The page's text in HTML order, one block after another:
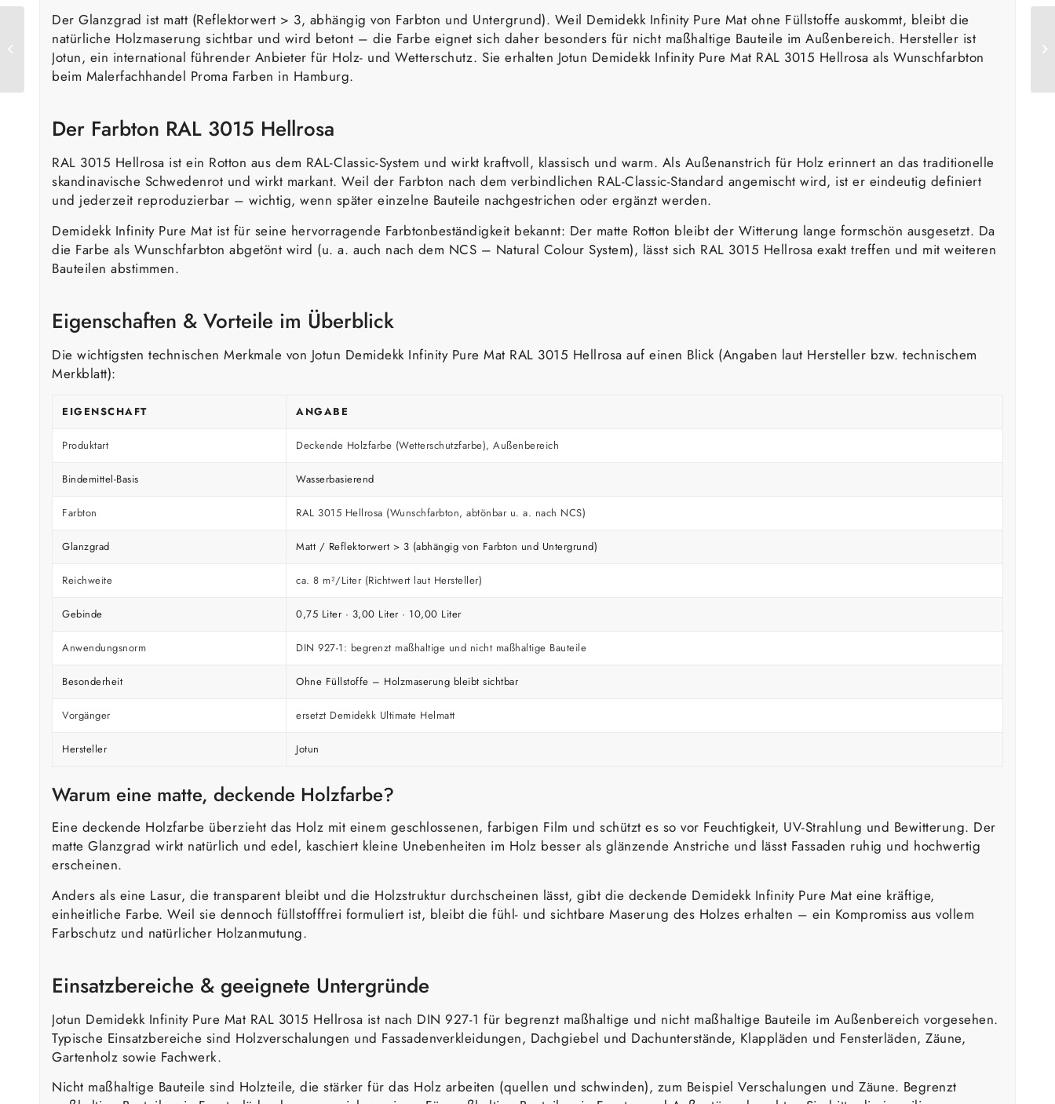
Der Glanzgrad ist matt (Reflektorwert > 3, abhängig von Farbton und Untergrund). Weil Demidekk Infinity Pure Mat ohne Füllstoffe auskommt, bleibt die
natürliche Holzmaserung sichtbar und wird betont – die Farbe eignet sich daher besonders für nicht maßhaltige Bauteile im Außenbereich. Hersteller ist
Jotun, ein international führender Anbieter für Holz- und Wetterschutz. Sie erhalten Jotun Demidekk Infinity Pure Mat RAL 3015 Hellrosa als Wunschfarbton
beim Malerfachhandel Proma Farben in Hamburg.
Der Farbton RAL 3015 Hellrosa
RAL 3015 Hellrosa ist ein Rotton aus dem RAL-Classic-System und wirkt kraftvoll, klassisch und warm. Als Außenanstrich für Holz erinnert an das traditionelle
skandinavische Schwedenrot und wirkt markant. Weil der Farbton nach dem verbindlichen RAL-Classic-Standard angemischt wird, ist er eindeutig definiert
und jederzeit reproduzierbar – wichtig, wenn später einzelne Bauteile nachgestrichen oder ergänzt werden.
Demidekk Infinity Pure Mat ist für seine hervorragende Farbtonbeständigkeit bekannt: Der matte Rotton bleibt der Witterung lange formschön ausgesetzt. Da
die Farbe als Wunschfarbton abgetönt wird (u. a. auch nach dem NCS – Natural Colour System), lässt sich RAL 3015 Hellrosa exakt treffen und mit weiteren
Bauteilen abstimmen.
Eigenschaften & Vorteile im Überblick
Die wichtigsten technischen Merkmale von Jotun Demidekk Infinity Pure Mat RAL 3015 Hellrosa auf einen Blick (Angaben laut Hersteller bzw. technischem
Merkblatt):
EIGENSCHAFT ANGABE
Produktart Deckende Holzfarbe (Wetterschutzfarbe), Außenbereich
Bindemittel-Basis Wasserbasierend
Farbton RAL 3015 Hellrosa (Wunschfarbton, abtönbar u. a. nach NCS)
Glanzgrad Matt / Reflektorwert > 3 (abhängig von Farbton und Untergrund)
Reichweite ca. 8 m²/Liter (Richtwert laut Hersteller)
Gebinde 0,75 Liter · 3,00 Liter · 10,00 Liter
Anwendungsnorm DIN 927-1: begrenzt maßhaltige und nicht maßhaltige Bauteile
Besonderheit Ohne Füllstoffe – Holzmaserung bleibt sichtbar
Vorgänger ersetzt Demidekk Ultimate Helmatt
Hersteller Jotun
Warum eine matte, deckende Holzfarbe?
Eine deckende Holzfarbe überzieht das Holz mit einem geschlossenen, farbigen Film und schützt es so vor Feuchtigkeit, UV-Strahlung und Bewitterung. Der
matte Glanzgrad wirkt natürlich und edel, kaschiert kleine Unebenheiten im Holz besser als glänzende Anstriche und lässt Fassaden ruhig und hochwertig
erscheinen.
Anders als eine Lasur, die transparent bleibt und die Holzstruktur durchscheinen lässt, gibt die deckende Demidekk Infinity Pure Mat eine kräftige,
einheitliche Farbe. Weil sie dennoch füllstofffrei formuliert ist, bleibt die fühl- und sichtbare Maserung des Holzes erhalten – ein Kompromiss aus vollem
Farbschutz und natürlicher Holzanmutung.
Einsatzbereiche & geeignete Untergründe
Jotun Demidekk Infinity Pure Mat RAL 3015 Hellrosa ist nach DIN 927-1 für begrenzt maßhaltige und nicht maßhaltige Bauteile im Außenbereich vorgesehen.
Typische Einsatzbereiche sind Holzverschalungen und Fassadenverkleidungen, Dachgiebel und Dachunterstände, Klappläden und Fensterläden, Zäune,
Gartenholz sowie Fachwerk.
Nicht maßhaltige Bauteile sind Holzteile, die stärker für das Holz arbeiten (quellen und schwinden), zum Beispiel Verschalungen und Zäune. Begrenzt
Jotun Demidekk Infinity
Pure Mat RAL 3014
Altrosa